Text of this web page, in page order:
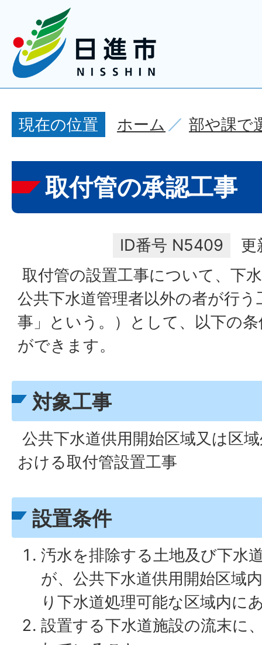
現在の位置 ホーム 部や課で
取付管の承認工事
ID番号 N5409
更
取付管の設置工事について、下
公共下水道管理者以外の者が行
事」という。）として、以下の
ができます。
対象工事
公共下水道供用開始区域又は区
おける取付管設置工事
設置条件
汚水を排除する土地及び下水
が、公共下水道供用開始区域
り下水道処理可能な区域内に
設置する下水道施設の流末に